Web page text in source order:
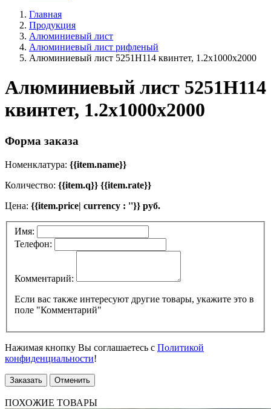
Главная
Продукция
Алюминиевый лист
Алюминиевый лист рифленый
Алюминиевый лист 5251Н114 квинтет, 1.2х1000х2000
Алюминиевый лист 5251Н114
квинтет, 1.2х1000х2000
Форма заказа
Номенклатура: {{item.name}}
Количество: {{item.q}} {{item.rate}}
Цена: {{item.price| currency : ''}} руб.
Имя:
Телефон:
Комментарий:
Если вас также интересуют другие товары, укажите это в
поле "Комментарий"
Нажимая кнопку Вы соглашаетесь с Политикой
конфиденциальности!
Заказать Отменить
ПОХОЖИЕ ТОВАРЫ